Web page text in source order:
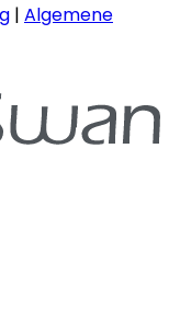
| Algemene